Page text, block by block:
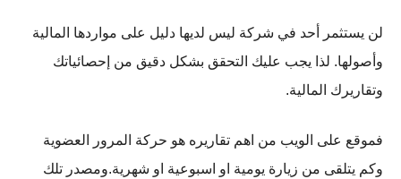
لن يستثمر أحد في شركة ليس لديها دليل على مواردها المالية
وأصولها. لذا يجب عليك التحقق بشكل دقيق من إحصائياتك
وتقاريرك المالية.
فموقع على الويب من اهم تقاريره هو حركة المرور العضوية
وكم يتلقى من زيارة يومية او اسبوعية او شهرية.ومصدر تلك